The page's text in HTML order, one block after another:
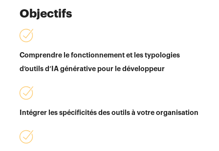
Objectifs
Comprendre le fonctionnement et les typologies
d’outils d’IA générative pour le développeur
Intégrer les spécificités des outils à votre organisation